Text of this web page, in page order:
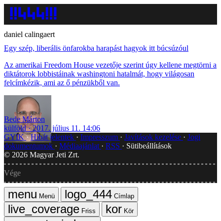
daniel calingaert
Egy szép, liberális önfarokba harapást hagyok itt búcsúzóul
Az amerikai Freedom House vezetője szerint úgy kellene megtörni a
diktátorok lobbistáinak washingtoni hatalmát, hogy világosan
felcímkézik, ami az ő pénzükből van.
Bede Márton
külföld
2017. július 11. 14:06
GYIK Hibát jelentek Impresszum Javítások kezelése
Jogi
dokumentumok
Médiaajánlat RSS
Sütibeállítások
© 2026 Magyar Jeti Zrt.
Vége
Menü
Címlap
Friss
Kör